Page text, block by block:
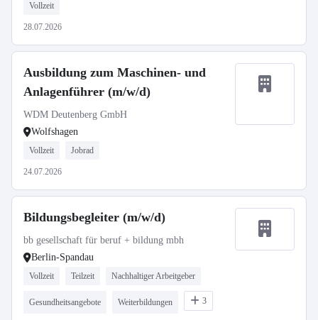
Vollzeit
28.07.2026
Ausbildung zum Maschinen- und
Anlagenführer (m/w/d)
WDM Deutenberg GmbH
Wolfshagen
Vollzeit Jobrad
24.07.2026
Bildungsbegleiter (m/w/d)
bb gesellschaft für beruf + bildung mbh
Berlin-Spandau
Vollzeit Teilzeit Nachhaltiger Arbeitgeber
Gesundheitsangebote Weiterbildungen 3